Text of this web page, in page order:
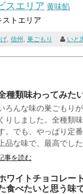
スエリア 黄味餡
トエリア
, 信州 , 巣ごもり いと
種類味わってみた
ろんな味の巣ごもり
くりしました。全種類
。でも、やっぱり定番
上品な味で、最高
事を読む
ワイトチョコレー
食べたいと思う味